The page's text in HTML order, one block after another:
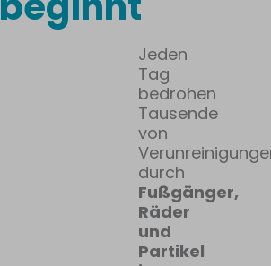
Jeden
Tag
bedrohen
Tausende
von
durch
Fußgänger,
Räder
und
Partikel